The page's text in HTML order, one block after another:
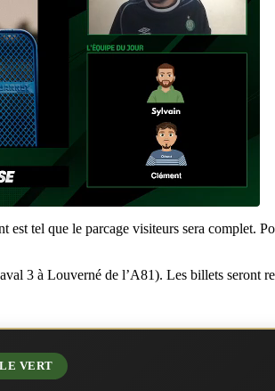
tel que le parcage visiteurs sera complet.
3 à Louverné de l’A81). Les billets seront
VERT